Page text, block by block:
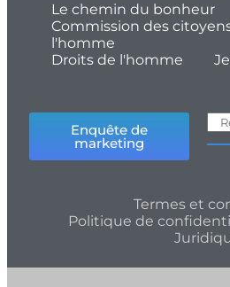
Le chemin du bonheur
Commission des
l'homme
Droits de l'homme
Enquête de
marketing
Termes et
Politique de